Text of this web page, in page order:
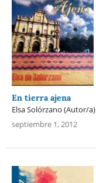
En tierra ajena
Elsa Solórzano (Autor/a)
septiembre 1, 2012